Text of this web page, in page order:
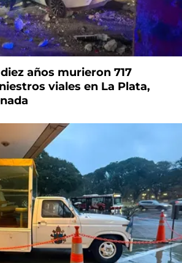
años murieron 717
viales en La Plata,